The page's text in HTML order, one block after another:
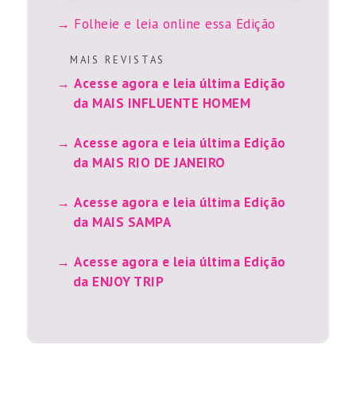
Folheie e leia online essa Edição
M A I S R E V I S T A S
Acesse agora e leia última Edição
da MAIS INFLUENTE HOMEM
Acesse agora e leia última Edição
da MAIS RIO DE JANEIRO
Acesse agora e leia última Edição
da MAIS SAMPA
Acesse agora e leia última Edição
da ENJOY TRIP